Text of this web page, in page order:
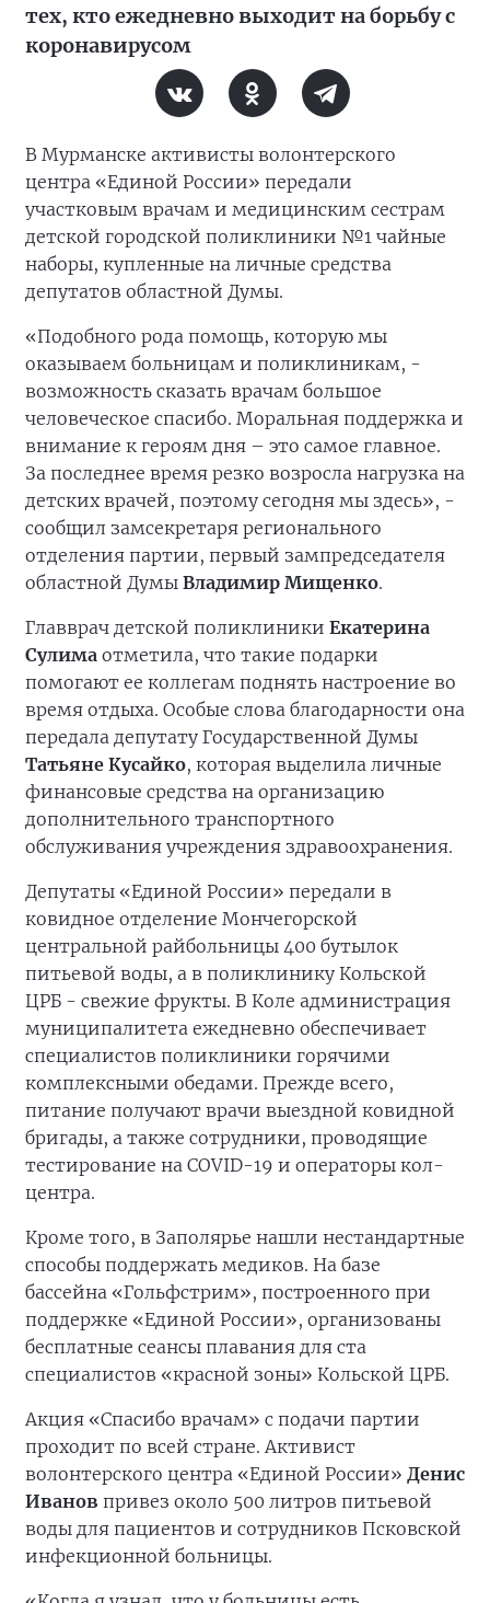
тех, кто ежедневно выходит на борьбу с
коронавирусом
В Мурманске активисты волонтерского
центра «Единой России» передали
участковым врачам и медицинским сестрам
детской городской поликлиники №1 чайные
наборы, купленные на личные средства
депутатов областной Думы.
«Подобного рода помощь, которую мы
оказываем больницам и поликлиникам, -
возможность сказать врачам большое
человеческое спасибо. Моральная поддержка и
внимание к героям дня – это самое главное.
За последнее время резко возросла нагрузка на
детских врачей, поэтому сегодня мы здесь», -
сообщил замсекретаря регионального
отделения партии, первый зампредседателя
областной Думы Владимир Мищенко.
Главврач детской поликлиники Екатерина
Сулима отметила, что такие подарки
помогают ее коллегам поднять настроение во
время отдыха. Особые слова благодарности она
передала депутату Государственной Думы
Татьяне Кусайко, которая выделила личные
финансовые средства на организацию
дополнительного транспортного
обслуживания учреждения здравоохранения.
Депутаты «Единой России» передали в
ковидное отделение Мончегорской
центральной райбольницы 400 бутылок
питьевой воды, а в поликлинику Кольской
ЦРБ - свежие фрукты. В Коле администрация
муниципалитета ежедневно обеспечивает
специалистов поликлиники горячими
комплексными обедами. Прежде всего,
питание получают врачи выездной ковидной
бригады, а также сотрудники, проводящие
тестирование на COVID-19 и операторы кол-
центра.
Кроме того, в Заполярье нашли нестандартные
способы поддержать медиков. На базе
бассейна «Гольфстрим», построенного при
поддержке «Единой России», организованы
бесплатные сеансы плавания для ста
специалистов «красной зоны» Кольской ЦРБ.
Акция «Спасибо врачам» с подачи партии
проходит по всей стране. Активист
волонтерского центра «Единой России» Денис
Иванов привез около 500 литров питьевой
воды для пациентов и сотрудников Псковской
инфекционной больницы.